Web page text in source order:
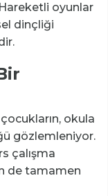
Hareketli oyunlar
dinçliği
okula
gözlemleniyor.
çalışma
de tamamen